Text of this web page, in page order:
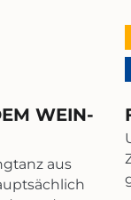
WEIN-
aus